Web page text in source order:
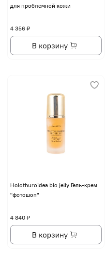
для проблемной кожи
4 356 ₽
В корзину
Holothuroidea bio jelly Гель-крем
"фотошоп"
4 840 ₽
В корзину